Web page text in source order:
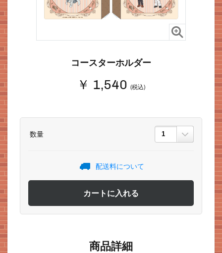
コースターホルダー
￥ 1,540 (税込)
数量
配送料について
カートに入れる
商品詳細